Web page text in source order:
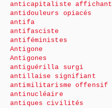
anticapitaliste affichant
antidouleurs opiacés
antifa
antifasciste
antiféministes
Antigone
Antigones
antiguérilla surgi
antillaise signifiant
antimilitarisme offensif
antinucléaire
antiques civilités